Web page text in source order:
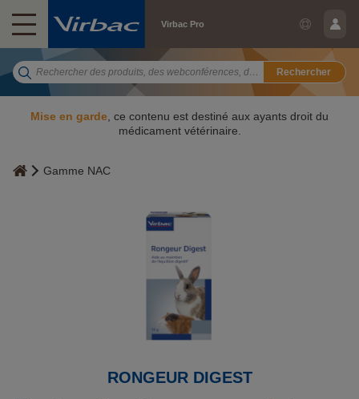
Virbac Pro
Rechercher
Mise en garde , ce contenu est destiné aux ayants droit du
médicament vétérinaire.
Gamme NAC
RONGEUR DIGEST